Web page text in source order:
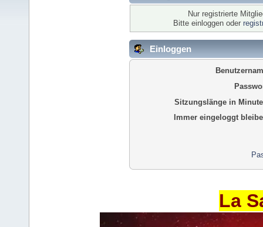
Nur registrierte
Bitte einloggen oder
Einloggen
Sitzungslänge in
Immer eingeloggt
La